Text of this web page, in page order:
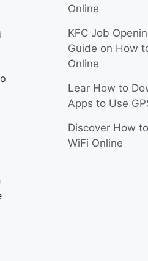
Online
KFC Job
Guide on How
Online
Lear How to
Apps to Use
Discover How
WiFi Online